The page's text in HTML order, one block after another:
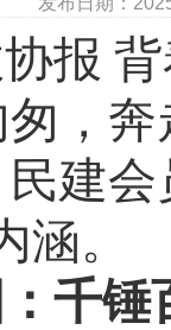
报
，
建
涵。
千锤